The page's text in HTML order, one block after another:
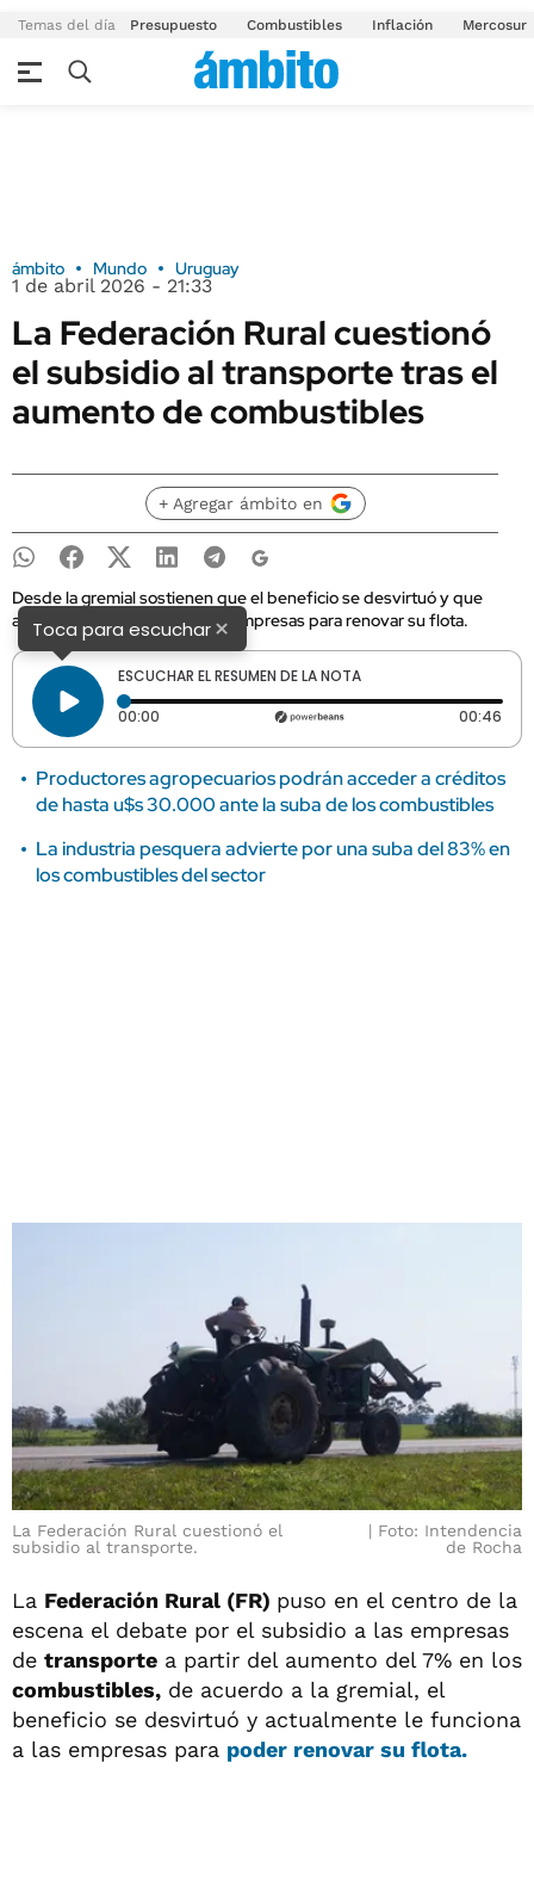
Temas del día Presupuesto Combustibles Inflación Mercosur
ámbito Mundo Uruguay
1 de abril 2026 - 21:33
La Federación Rural cuestionó
el subsidio al transporte tras el
aumento de combustibles
+ Agregar ámbito en
Desde la gremial sostienen que el beneficio se desvirtuó y que
actualmente le funciona a las empresas para renovar su flota.
Toca para escuchar×
ESCUCHAR EL RESUMEN DE LA NOTA
00:00 Tiempo transcurrido: 0 segundos 00:46
Productores agropecuarios podrán acceder a créditos
de hasta u$s 30.000 ante la suba de los combustibles
La industria pesquera advierte por una suba del 83% en
los combustibles del sector
La Federación Rural cuestionó el
subsidio al transporte.
Foto: Intendencia
de Rocha
La Federación Rural (FR) puso en el centro de la
escena el debate por el subsidio a las empresas
de transporte a partir del aumento del 7% en los
combustibles, de acuerdo a la gremial, el
beneficio se desvirtuó y actualmente le funciona
a las empresas para poder renovar su flota.